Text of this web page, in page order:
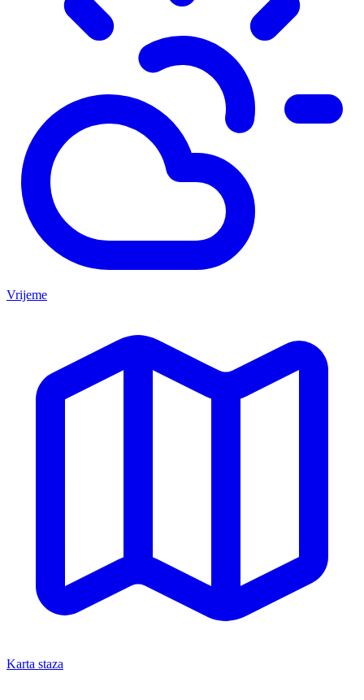
Vrijeme
Karta staza